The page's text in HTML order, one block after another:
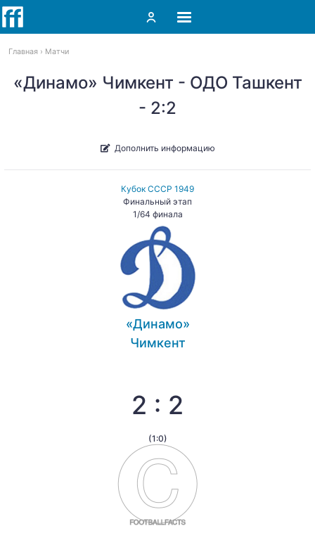
Главная Матчи
«Динамо» Чимкент - ОДО Ташкент
- 2:2
Дополнить информацию
Кубок СССР 1949
Финальный этап
1/64 финала
«Динамо»
Чимкент
2 : 2
(1:0)